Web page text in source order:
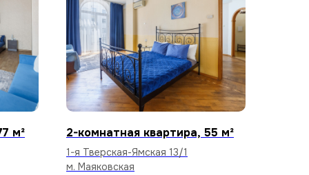
м² 2-комнатная квартира, 55 м²
1-я Тверская-Ямская 13/1
м. Маяковская